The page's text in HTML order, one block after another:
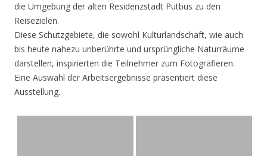
die Umgebung der alten Residenzstadt Putbus zu den
Reisezielen.
Diese Schutzgebiete, die sowohl Kulturlandschaft, wie auch
bis heute nahezu unberührte und ursprüngliche Naturräume
darstellen, inspirierten die Teilnehmer zum Fotografieren.
Eine Auswahl der Arbeitsergebnisse präsentiert diese
Ausstellung.